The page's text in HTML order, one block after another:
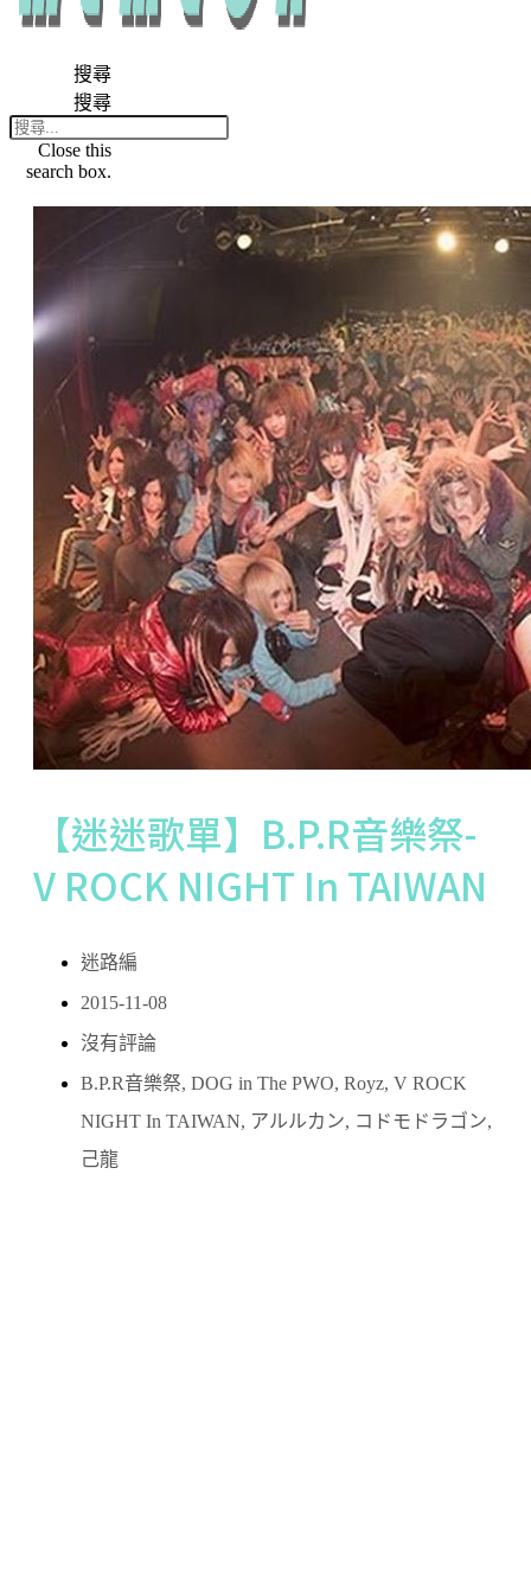
搜尋
搜尋
Close this
search box.
【迷迷歌單】B.P.R音樂祭-
V ROCK NIGHT In TAIWAN
迷路編
2015-11-08
沒有評論
B.P.R音樂祭, DOG in The PWO, Royz, V ROCK
NIGHT In TAIWAN, アルルカン, コドモドラゴン,
己龍